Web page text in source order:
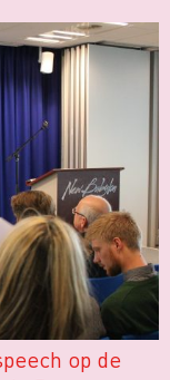
op de